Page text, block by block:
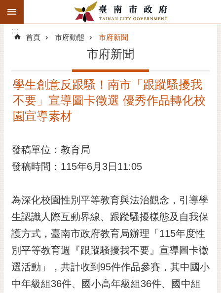
跳到主要內容區塊
搜
階
精彩府城
市府動態
市民互動
黃
偉
哲
光
:::
:::
首頁 市府動態 市府新聞
市府新聞
學生創意反跟騷！南市「跟蹤騷擾我
不要」宣導圖卡徵選 優秀作品轉化校
園宣導素材
發稿單位：教育局
發稿時間：115年6月3日11:05
為深化校園性別平等教育與法治觀念，引導學
生認識人際互動界線、跟蹤騷擾樣態及自我保
護方式，臺南市政府教育局辦理「115年度性
別平等教育週『跟蹤騷擾我不要』宣導圖卡徵
選活動」，共計收到95件作品參賽，其中國小
中年級組36件、國小高年級組36件、國中組